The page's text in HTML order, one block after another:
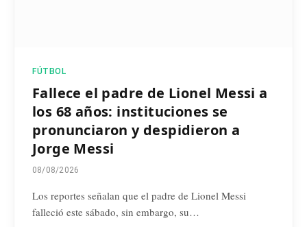
FÚTBOL
Fallece el padre de Lionel Messi a
los 68 años: instituciones se
pronunciaron y despidieron a
Jorge Messi
08/08/2026
Los reportes señalan que el padre de Lionel Messi
falleció este sábado, sin embargo, su…